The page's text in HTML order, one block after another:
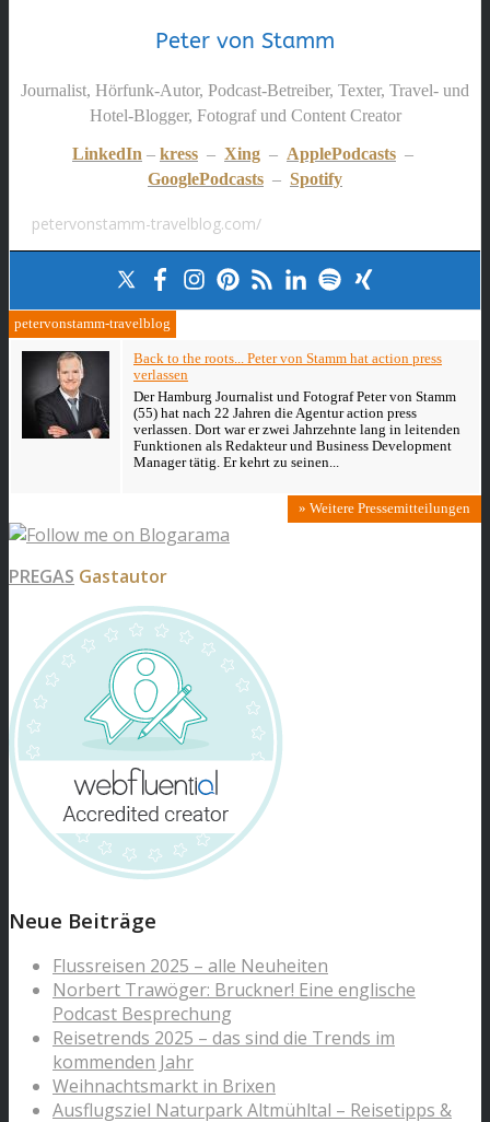
Peter von Stamm
Journalist, Hörfunk-Autor, Podcast-Betreiber, Texter, Travel- und
Hotel-Blogger, Fotograf und Content Creator
LinkedIn – kress – Xing – ApplePodcasts –
GooglePodcasts – Spotify
petervonstamm-travelblog.com/
petervonstamm-travelblog
Back to the roots... Peter von Stamm hat action press
verlassen
Der Hamburg Journalist und Fotograf Peter von Stamm
(55) hat nach 22 Jahren die Agentur action press
verlassen. Dort war er zwei Jahrzehnte lang in leitenden
Funktionen als Redakteur und Business Development
Manager tätig. Er kehrt zu seinen...
» Weitere Pressemitteilungen
PREGAS Gastautor
Neue Beiträge
Flussreisen 2025 – alle Neuheiten
Norbert Trawöger: Bruckner! Eine englische
Podcast Besprechung
Reisetrends 2025 – das sind die Trends im
kommenden Jahr
Weihnachtsmarkt in Brixen
Ausflugsziel Naturpark Altmühltal – Reisetipps &